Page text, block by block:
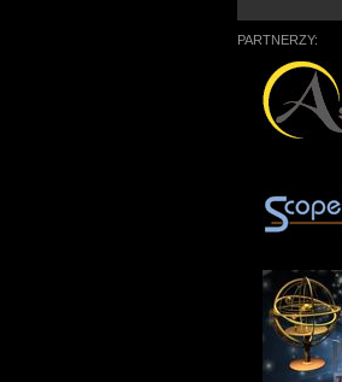
PARTNERZY: